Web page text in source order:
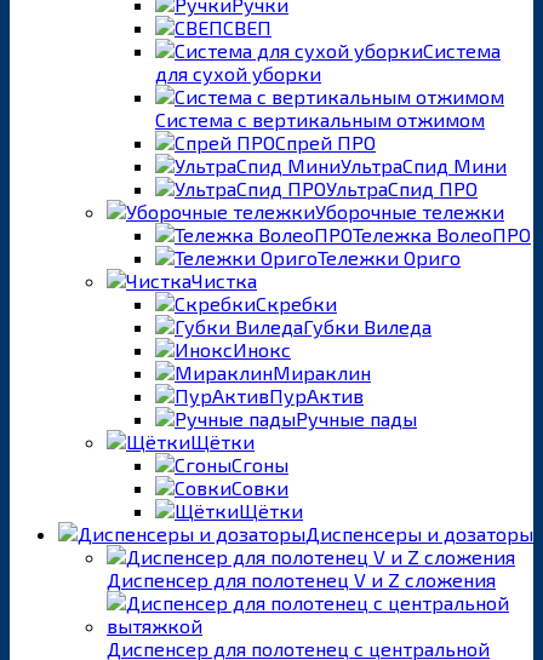
СВЕП
Система
для сухой уборки
Система с вертикальным отжимом
Спрей ПРО
УльтраСпид Мини
УльтраСпид ПРО
Уборочные тележки
Тележка ВолеоПРО
Тележки Ориго
Чистка
Скребки
Губки Виледа
Инокс
Мираклин
ПурАктив
Ручные пады
Щётки
Сгоны
Совки
Щётки
Диспенсеры и дозаторы
Диспенсер для полотенец V и Z сложения
Диспенсер для полотенец с центральной